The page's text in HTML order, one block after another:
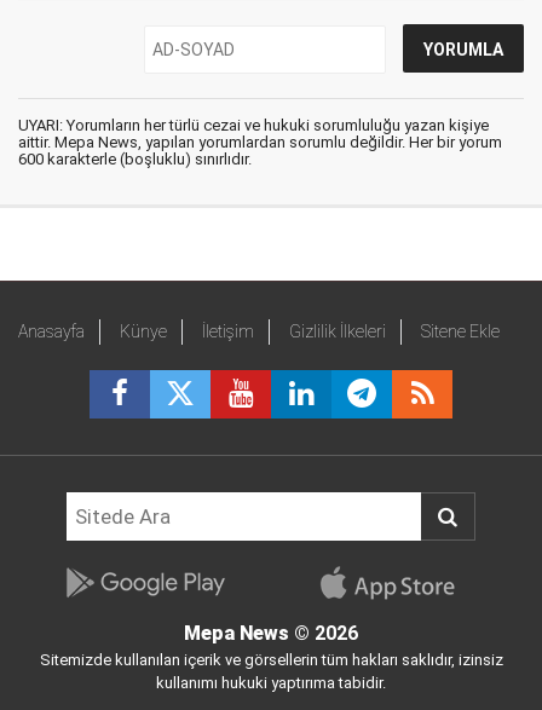
UYARI: Yorumların her türlü cezai ve hukuki sorumluluğu yazan kişiye
aittir. Mepa News, yapılan yorumlardan sorumlu değildir. Her bir yorum
600 karakterle (boşluklu) sınırlıdır.
Anasayfa Künye İletişim Gizlilik İlkeleri Sitene Ekle
Mepa News © 2026
Sitemizde kullanılan içerik ve görsellerin tüm hakları saklıdır, izinsiz
kullanımı hukuki yaptırıma tabidir.